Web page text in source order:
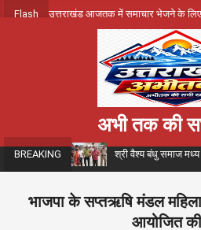
SkipFlash उत्तराखंड आजतक में समाचार भेजने के
अभी तक की
BREAKING श्री वैश्य बंधु समाज मध्य
भाजपा के सप्तऋषि मंडल
आयोजित